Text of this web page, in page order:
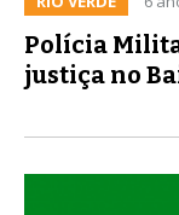
Polícia
justiça no